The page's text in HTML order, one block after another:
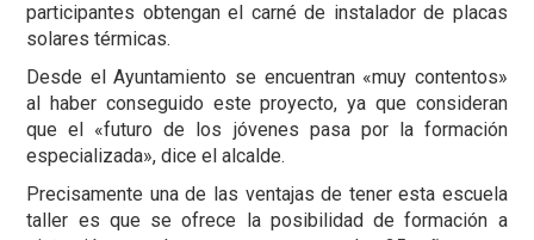
participantes obtengan el carné de instalador de placas
solares térmicas.
Desde el Ayuntamiento se encuentran «muy contentos»
al haber conseguido este proyecto, ya que consideran
que el «futuro de los jóvenes pasa por la formación
especializada», dice el alcalde.
Precisamente una de las ventajas de tener esta escuela
taller es que se ofrece la posibilidad de formación a